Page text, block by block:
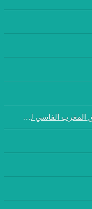
في الجمع العام الثالث لفريق المغرب الفاسي لكرة القدم: